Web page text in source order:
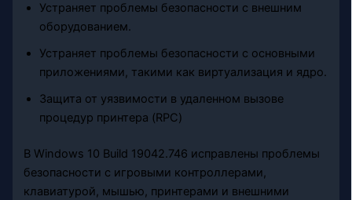
Устраняет проблемы безопасности с внешним
оборудованием.
Устраняет проблемы безопасности с основными
приложениями, такими как виртуализация и ядро.
Защита от уязвимости в удаленном вызове
процедур принтера (RPC)
В Windows 10 Build 19042.746 исправлены проблемы
безопасности с игровыми контроллерами,
клавиатурой, мышью, принтерами и внешними